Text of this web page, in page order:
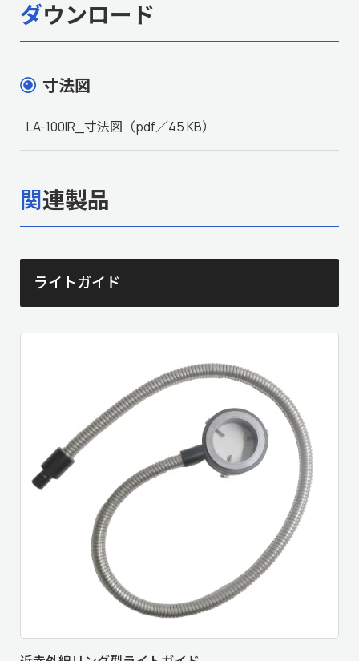
ダウンロード
寸法図
LA-100IR_寸法図 （pdf／45 KB）
関連製品
ライトガイド